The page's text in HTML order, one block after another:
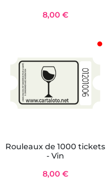
8,00 €
Rouleaux de 1000 tickets
- Vin
8,00 €